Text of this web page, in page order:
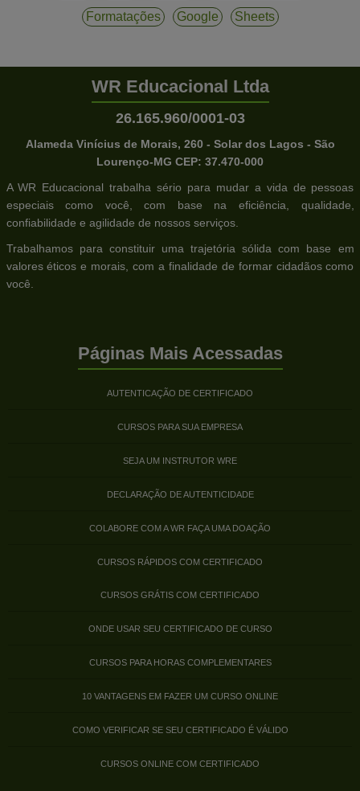
Formatações
Google Sheets
WR Educacional Ltda
26.165.960/0001-03
Alameda Vinícius de Morais, 260 - Solar dos Lagos - São
Lourenço-MG CEP: 37.470-000
A WR Educacional trabalha sério para mudar a vida de pessoas
especiais como você, com base na eficiência, qualidade,
confiabilidade e agilidade de nossos serviços.
Trabalhamos para constituir uma trajetória sólida com base em
valores éticos e morais, com a finalidade de formar cidadãos como
você.
Páginas Mais Acessadas
AUTENTICAÇÃO DE CERTIFICADO
CURSOS PARA SUA EMPRESA
SEJA UM INSTRUTOR WRE
DECLARAÇÃO DE AUTENTICIDADE
COLABORE COM A WR FAÇA UMA DOAÇÃO
CURSOS RÁPIDOS COM CERTIFICADO
CURSOS GRÁTIS COM CERTIFICADO
ONDE USAR SEU CERTIFICADO DE CURSO
CURSOS PARA HORAS COMPLEMENTARES
10 VANTAGENS EM FAZER UM CURSO ONLINE
COMO VERIFICAR SE SEU CERTIFICADO É VÁLIDO
CURSOS ONLINE COM CERTIFICADO